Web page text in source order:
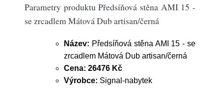
Parametry produktu Předsíňová stěna AMI 15 -
se zrcadlem Mátová Dub artisan/černá
Název: Předsíňová stěna AMI 15 - se
zrcadlem Mátová Dub artisan/černá
Cena: 26476 Kč
Výrobce: Signal-nabytek